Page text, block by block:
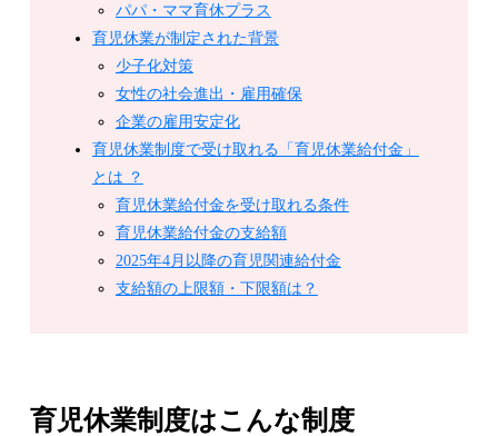
パパ・ママ育休プラス
育児休業が制定された背景
少子化対策
女性の社会進出・雇用確保
企業の雇用安定化
育児休業制度で受け取れる「育児休業給付金」
とは ？
育児休業給付金を受け取れる条件
育児休業給付金の支給額
2025年4月以降の育児関連給付金
支給額の上限額・下限額は？
育児休業制度はこんな制度